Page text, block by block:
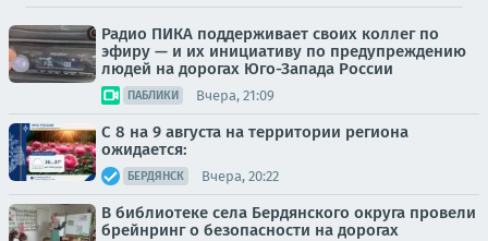
Радио ПИКА поддерживает своих коллег по
эфиру — и их инициативу по предупреждению
людей на дорогах Юго-Запада России
ПАБЛИКИ Вчера, 21:09
С 8 на 9 августа на территории региона
ожидается:
БЕРДЯНСК Вчера, 20:22
В библиотеке села Бердянского округа провели
брейнринг о безопасности на дорогах